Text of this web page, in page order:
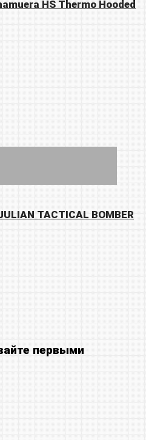
HS Thermo Hooded
TACTICAL BOMBER
первыми